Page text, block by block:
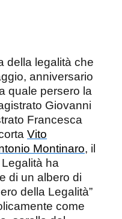
della legalità che
anniversario
quale persero la
Giovanni
Francesca
Vito
Montinaro, il
ha
di un albero di
della Legalità”
come